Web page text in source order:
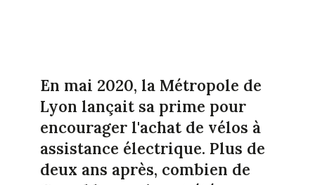
En mai 2020, la Métropole de
Lyon lançait sa prime pour
encourager l'achat de vélos à
assistance électrique. Plus de
deux ans après, combien de